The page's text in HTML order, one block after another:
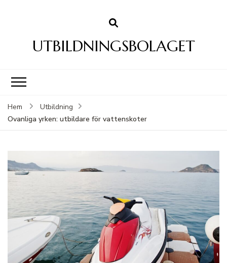
UTBILDNINGSBOLAGET
Hem
Utbildning
Ovanliga yrken: utbildare för vattenskoter